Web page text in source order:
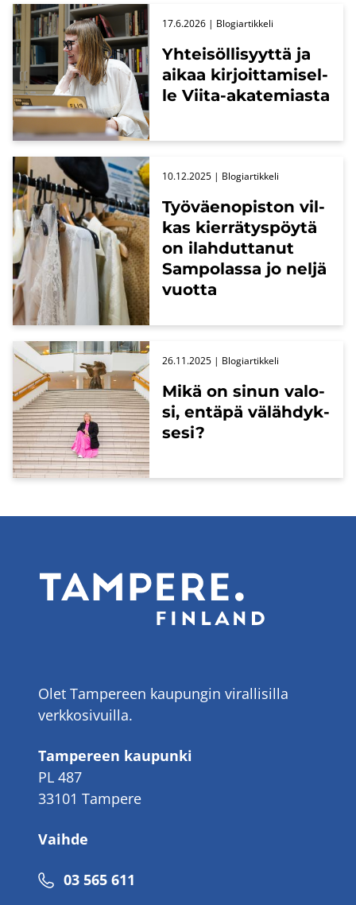
Yh­tei­söl­li­syyt­tä ja
aikaa kir­joit­ta­mi­sel­
le Viita-​akatemiasta
17.6.2026 | Blo­giar­tik­ke­li
Työ­väen­opis­ton vil­
kas kier­rä­tys­pöy­tä
on ilah­dut­ta­nut
Sam­po­las­sa jo neljä
vuot­ta
10.12.2025 | Blo­giar­tik­ke­li
Mikä on sinun va­lo­
si, en­tä­pä vä­läh­dyk­
se­si?
26.11.2025 | Blo­giar­tik­ke­li
Olet Tampereen kaupungin virallisilla
verkkosivuilla.
Tampereen kaupunki
PL 487
33101 Tampere
Vaihde
Puhelinnumero
03 565 611